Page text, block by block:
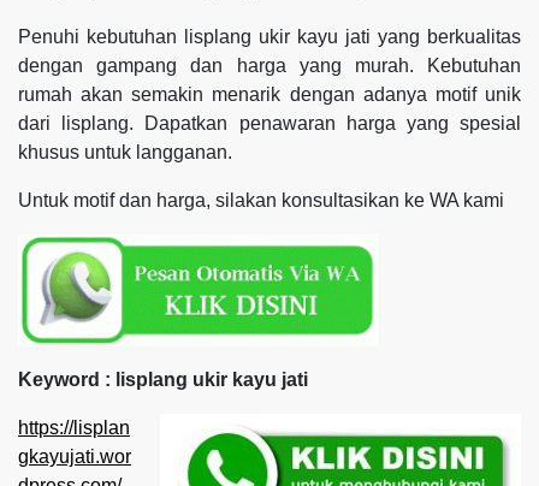
Penuhi kebutuhan lisplang ukir kayu jati yang berkualitas
dengan gampang dan harga yang murah. Kebutuhan
rumah akan semakin menarik dengan adanya motif unik
dari lisplang. Dapatkan penawaran harga yang spesial
khusus untuk langganan.
Untuk motif dan harga, silakan konsultasikan ke WA kami
Keyword : lisplang ukir kayu jati
https://lisplan
gkayujati.wor